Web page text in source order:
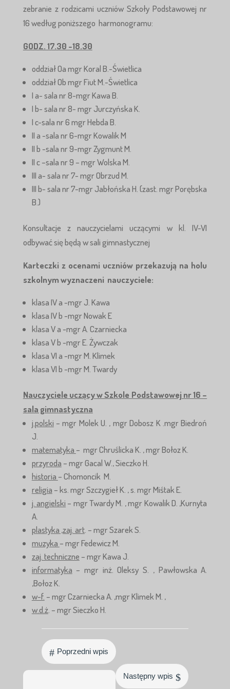
zebranie z rodzicami uczniów Szkoły Podstawowej nr
16 według poniższego harmonogramu:
GODZ. 17.30 -18.30
oddział Oa mgr Koral B.-Świetlica
oddział Ob mgr Fiut M.-Świetlica
I a- sala nr 8-mgr Kawa B.
I b- sala nr 8- mgr Jurczyńska K.
I c-sala nr 6 mgr Hebda B.
II a -sala nr 6-mgr Kowalik M
II b -sala nr 9-mgr Zygmunt M.
II c –sala nr 9 – mgr Wolska M.
III a- sala nr 7- mgr Obrzud M.
III b- sala nr 7-mgr Jabłońska H. (zast. mgr Porębska
B.)
Konsultacje z nauczycielami uczącymi w kl. IV-VI
odbywać się będą w sali gimnastycznej
Karteczki z ocenami uczniów przekazują na holu
szkolnym wyznaczeni nauczyciele:
klasa IV a -mgr J. Kawa
klasa IV b -mgr Nowak E
klasa V a -mgr A. Czarniecka
klasa V b -mgr E. Żywczak
klasa VI a -mgr M. Klimek
klasa VI b -mgr M. Twardy
Nauczyciele uczący w Szkole Podstawowej nr 16 –
sala gimnastyczna
j.polski – mgr Molek U. , mgr Dobosz K .mgr Biedroń
J.
matematyka – mgr Chruślicka K. , mgr Bołoz K.
przyroda – mgr Gacal W., Sieczko H.
historia – Chomoncik M.
religia – ks. mgr Szczygieł K. , s. mgr Miśtak E.
j. angielski – mgr Twardy M. , mgr Kowalik D. ,Kurnyta
A.
plastyka ,zaj. art. – mgr Szarek S.
muzyka – mgr Fedewicz M.
zaj. techniczne – mgr Kawa J.
informatyka – mgr inż. Oleksy S. , Pawłowska A.
,Bołoz K.
w-f. – mgr Czarniecka A. ,mgr Klimek M. ,
w.d.ż. – mgr Sieczko H.
# Poprzedni wpis
Następny wpis $